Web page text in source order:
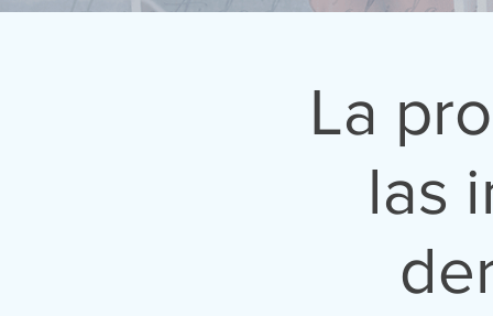
La
las